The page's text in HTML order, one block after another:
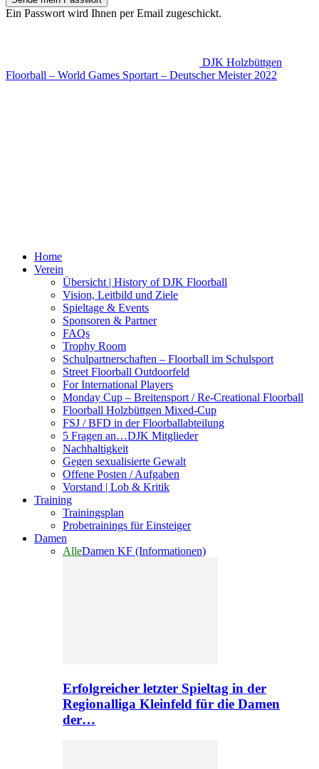
Ein Passwort wird Ihnen per Email zugeschickt.
DJK Holzbüttgen
Floorball – World Games Sportart – Deutscher Meister 2022
Home
Verein
Übersicht | History of DJK Floorball
Vision, Leitbild und Ziele
Spieltage & Events
Sponsoren & Partner
FAQs
Trophy Room
Schulpartnerschaften – Floorball im Schulsport
Street Floorball Outdoorfeld
For International Players
Monday Cup – Breitensport / Re-Creational Floorball
Floorball Holzbüttgen Mixed-Cup
FSJ / BFD in der Floorballabteilung
5 Fragen an…DJK Mitglieder
Nachhaltigkeit
Gegen sexualisierte Gewalt
Offene Posten / Aufgaben
Vorstand | Lob & Kritik
Training
Trainingsplan
Probetrainings für Einsteiger
Damen
AlleDamen KF (Informationen)
Erfolgreicher letzter Spieltag in der
Regionalliga Kleinfeld für die Damen
der…